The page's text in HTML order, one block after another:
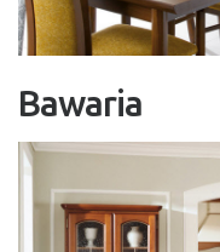
Bawaria